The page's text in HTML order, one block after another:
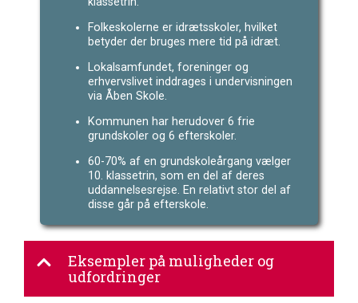
Folkeskolerne er idrætsskoler, hvilket
betyder der bruges mere tid på idræt.
Lokalsamfundet, foreninger og
erhvervslivet inddrages i undervisningen
via Åben Skole.
Kommunen har herudover 6 frie
grundskoler og 6 efterskoler.
60-70% af en grundskoleårgang vælger
10. klassetrin, som en del af deres
uddannelsesrejse. En relativt stor del af
disse går på efterskole.
Eksempler på muligheder og
udfordringer